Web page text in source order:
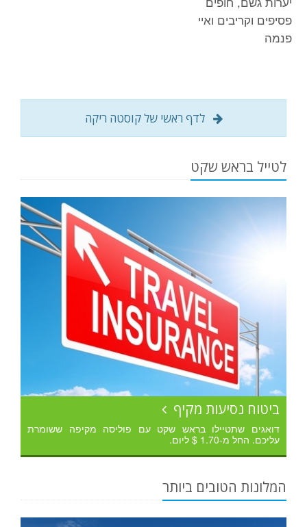
פסיפים וקריבים ואיי
פנמה
לדף ראשי של קוסטה ריקה
לטייל בראש שקט
ביטוח נסיעות מקיף
דואגים שתטיילו בראש שקט עם פוליסה מקיפה ששומרת
עליכם. החל מ-1.70 $ ליום.
המלונות הטובים ביותר